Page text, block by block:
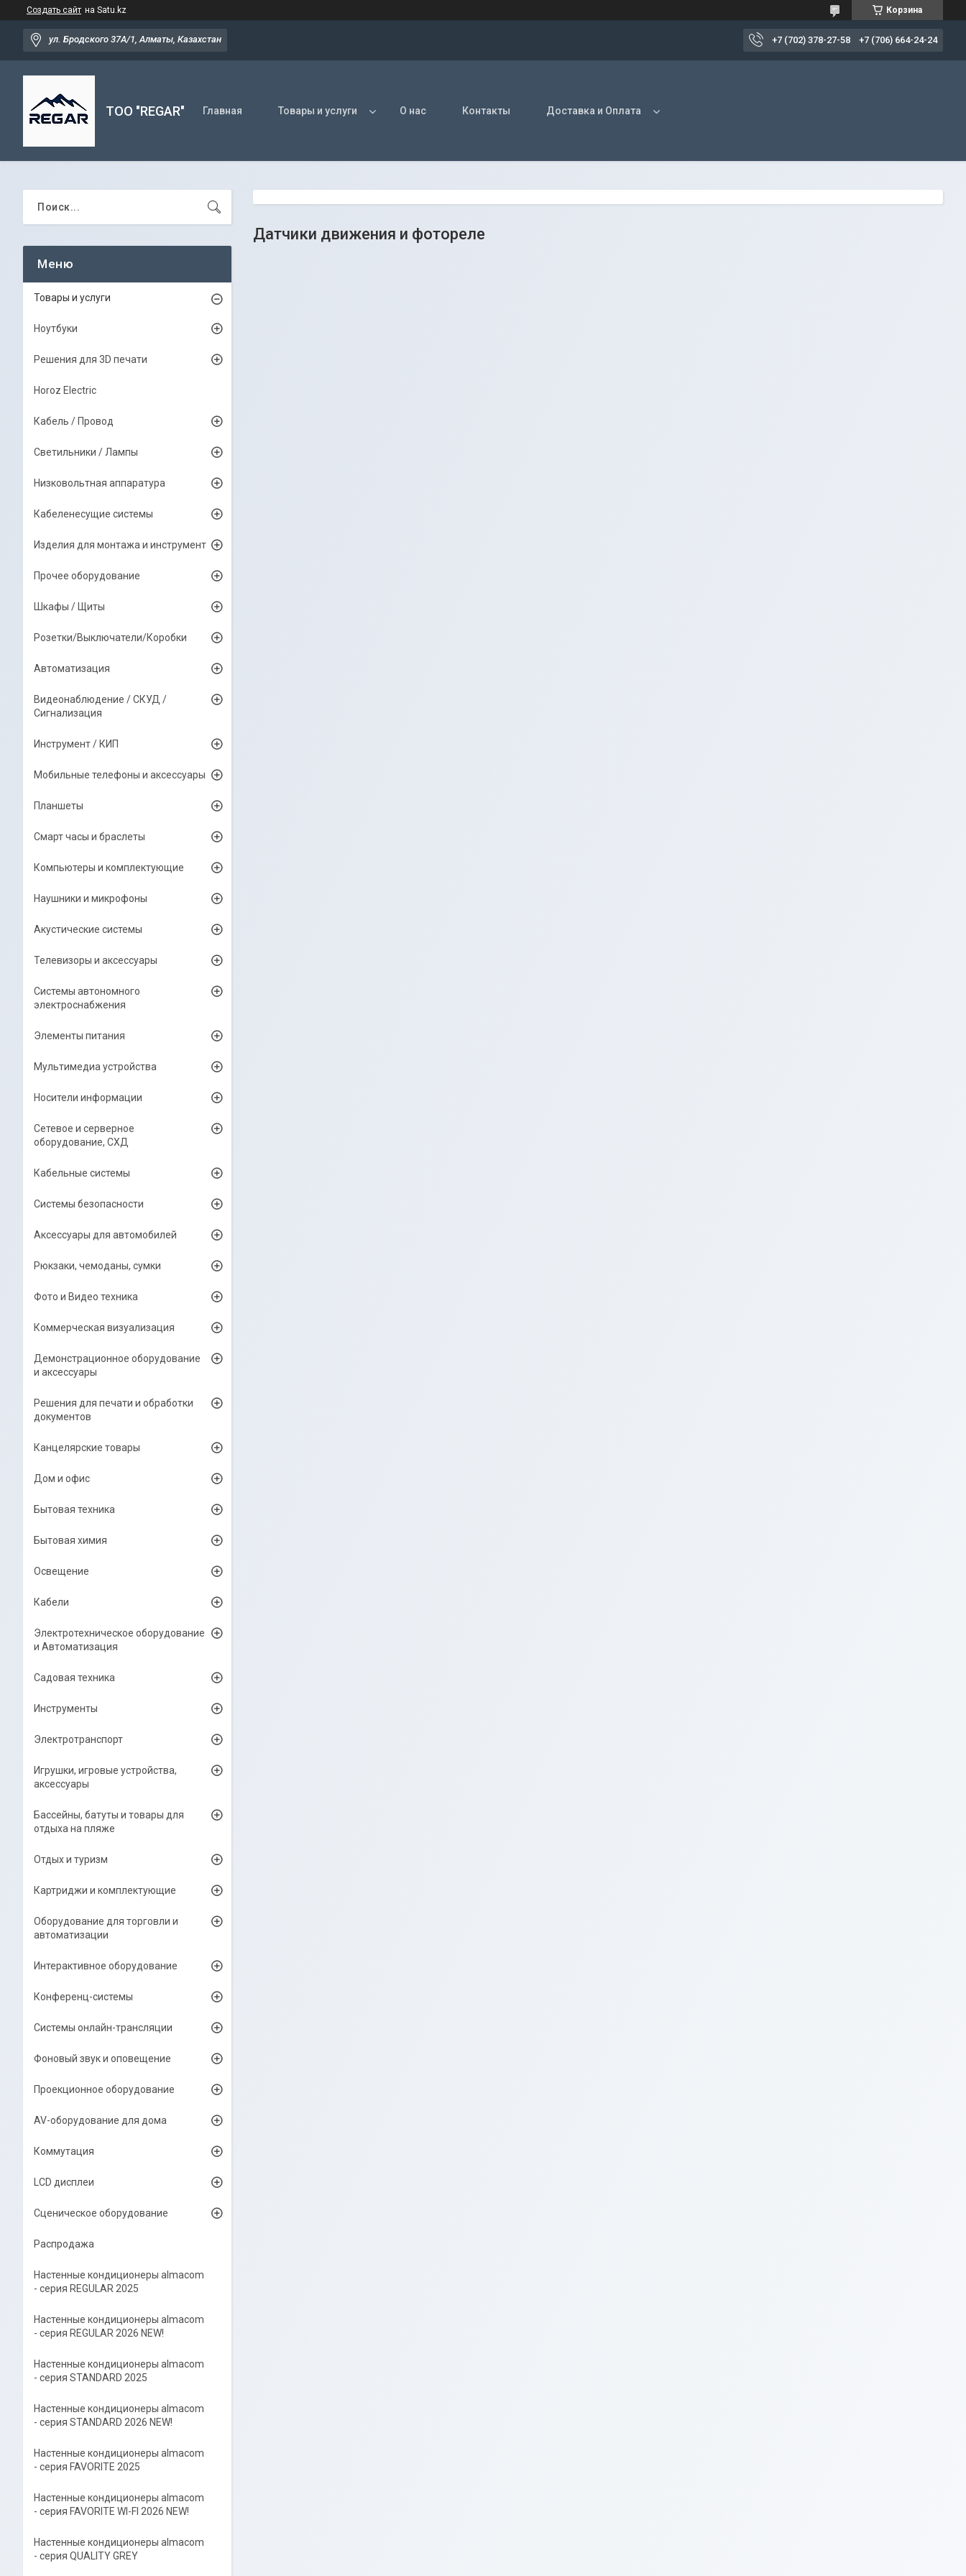
Создать сайт на Satu.kz Корзина
ул. Бродского 37А/1, Алматы, Казахстан +7 (702) 378-27-58 +7 (706) 664-24-24
TOO "REGAR" Главная Товары и услуги О нас Контакты Доставка и Оплата
Датчики движения и фотореле
Товары и услуги
Ноутбуки
Решения для 3D печати
Horoz Electric
Кабель / Провод
Светильники / Лампы
Низковольтная аппаратура
Кабеленесущие системы
Изделия для монтажа и инструмент
Прочее оборудование
Шкафы / Щиты
Розетки/Выключатели/Коробки
Автоматизация
Видеонаблюдение / СКУД /
Сигнализация
Инструмент / КИП
Мобильные телефоны и аксессуары
Планшеты
Смарт часы и браслеты
Компьютеры и комплектующие
Наушники и микрофоны
Акустические системы
Телевизоры и аксессуары
Системы автономного
электроснабжения
Элементы питания
Мультимедиа устройства
Носители информации
Сетевое и серверное
оборудование, СХД
Кабельные системы
Системы безопасности
Аксессуары для автомобилей
Рюкзаки, чемоданы, сумки
Фото и Видео техника
Коммерческая визуализация
Демонстрационное оборудование
и аксессуары
Решения для печати и обработки
документов
Канцелярские товары
Дом и офис
Бытовая техника
Бытовая химия
Освещение
Кабели
Электротехническое оборудование
и Автоматизация
Садовая техника
Инструменты
Электротранспорт
Игрушки, игровые устройства,
аксессуары
Бассейны, батуты и товары для
отдыха на пляже
Отдых и туризм
Картриджи и комплектующие
Оборудование для торговли и
автоматизации
Интерактивное оборудование
Конференц-системы
Системы онлайн-трансляции
Фоновый звук и оповещение
Проекционное оборудование
AV-оборудование для дома
Коммутация
LCD дисплеи
Сценическое оборудование
Распродажа
Настенные кондиционеры almacom
- серия REGULAR 2025
Настенные кондиционеры almacom
- серия REGULAR 2026 NEW!
Настенные кондиционеры almacom
- серия STANDARD 2025
Настенные кондиционеры almacom
- серия STANDARD 2026 NEW!
Настенные кондиционеры almacom
- серия FAVORITE 2025
Настенные кондиционеры almacom
- серия FAVORITE WI-FI 2026 NEW!
Настенные кондиционеры almacom
- серия QUALITY GREY